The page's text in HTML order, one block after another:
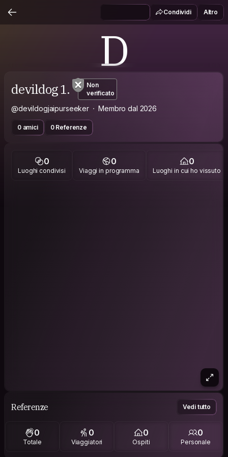
Condividi Altro
D
devildog 1.
Non
verificato
@devildogjaipurseeker Membro dal 2026
0 amici 0 Referenze
0
Luoghi condivisi
0
Viaggi in programma
0
Luoghi in cui ho vissuto
Referenze Vedi tutto
0
Totale
0
Viaggiatori
0
Ospiti
0
Personale